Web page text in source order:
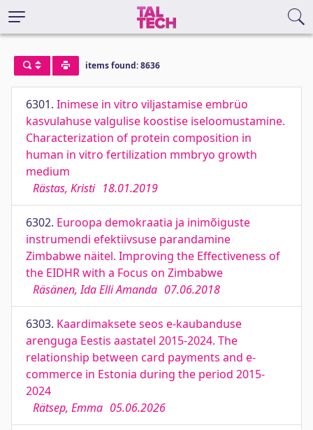
items found: 8636
6301. Inimese in vitro viljastamise embrüo
kasvulahuse valgulise koostise iseloomustamine.
Characterization of protein composition in
human in vitro fertilization mmbryo growth
medium
Rästas, Kristi 18.01.2019
6302. Euroopa demokraatia ja inimõiguste
instrumendi efektiivsuse parandamine
Zimbabwe näitel. Improving the Effectiveness of
the EIDHR with a Focus on Zimbabwe
Räsänen, Ida Elli Amanda 07.06.2018
6303. Kaardimaksete seos e-kaubanduse
arenguga Eestis aastatel 2015-2024. The
relationship between card payments and e-
commerce in Estonia during the period 2015-
2024
Rätsep, Emma 05.06.2026